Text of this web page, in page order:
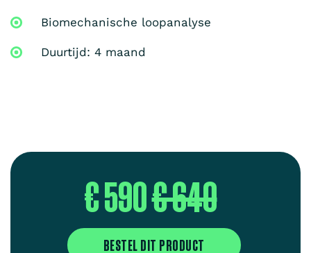
Biomechanische loopanalyse
Duurtijd: 4 maand
€ 590€ 640
BESTEL DIT PRODUCT